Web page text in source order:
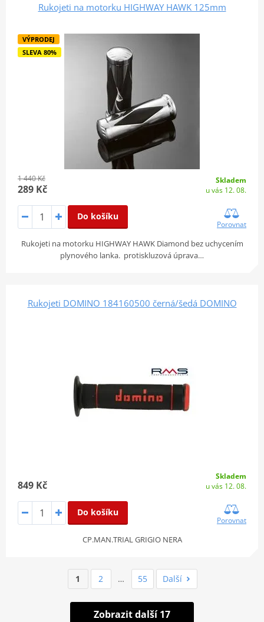
Rukojeti na motorku HIGHWAY HAWK 125mm
VÝPRODEJ
SLEVA 80%
1 440 Kč
289 Kč
Skladem
u vás 12. 08.
Do košíku
Porovnat
Rukojeti na motorku HIGHWAY HAWK Diamond bez uchycením
plynového lanka. protiskluzová úprava…
Rukojeti DOMINO 184160500 černá/šedá DOMINO
849 Kč
Skladem
u vás 12. 08.
Do košíku
Porovnat
CP.MAN.TRIAL GRIGIO NERA
1 2 … 55 Další
Zobrazit další 17